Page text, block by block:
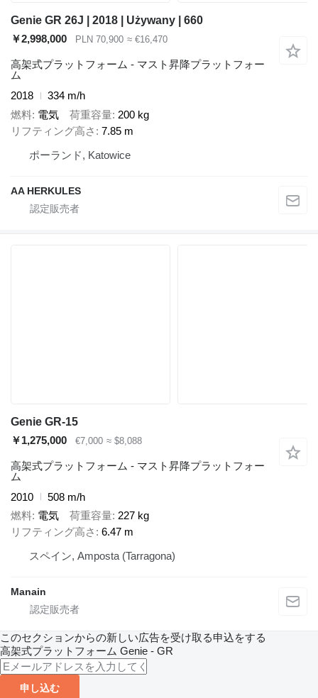
Genie GR 26J | 2018 | Używany | 660
￥2,998,000
PLN 70,900 ≈ €16,470
高架式プラットフォーム - マスト昇降プラットフォー
ム
2018
334 m/h
燃料 電気 荷重容量 200 kg
リフティング高さ
7.85 m
ポーランド, Katowice
AA HERKULES
Genie GR-15
￥1,275,000
€7,000 ≈ $8,088
高架式プラットフォーム - マスト昇降プラットフォー
ム
2010
508 m/h
燃料 電気 荷重容量 227 kg
リフティング高さ
6.47 m
スペイン, Amposta (Tarragona)
Manain
このセクションからの新しい広告を受け取る申込をする
高架式プラットフォーム Genie - GR
申し込む